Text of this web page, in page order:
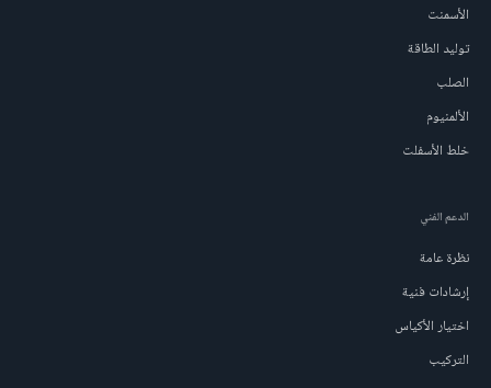
الأسمنت
توليد الطاقة
الصلب
الألمنيوم
خلط الأسفلت
الدعم الفني
نظرة عامة
إرشادات فنية
اختيار الأكياس
التركيب